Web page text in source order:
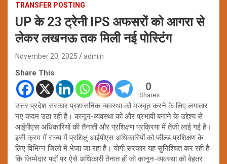
TRANSFER POSTING
UP के 23 ट्रेनी IPS अफसरों को आगरा से
लेकर लखनऊ तक मिली नई पोस्टिंग
November 20, 2025 admin
Share This
0
Shares
उत्तर प्रदेश सरकार प्रशासनिक व्यवस्था को मजबूत करने के लिए लगातार
नए कदम उठा रही है। कानून-व्यवस्था को और प्रभावी बनाने के उद्देश्य से
आईपीएस अधिकारियों की तैनाती और प्रशिक्षण प्रक्रिया में तेजी लाई गई है।
इसी क्रम में राज्य में प्रशिक्षु आईपीएस अधिकारियों को फील्ड प्रशिक्षण के
लिए विभिन्न जिलों में भेजा जा रहा है। योगी सरकार यह सुनिश्चित कर रही है
कि जिम्मेदार पदों पर ऐसे अधिकारी तैनात हों जो कानून-व्यवस्था को बेहतर